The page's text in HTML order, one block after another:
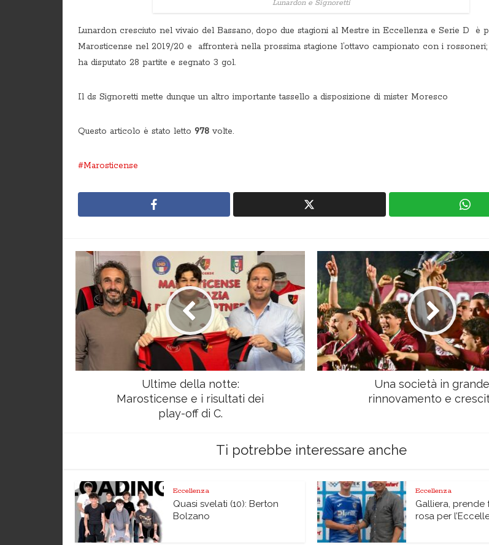
Lunardon e Signoretti
Lunardon cresciuto nel vivaio del Bassano, dopo due stagioni al Mestre in Eccellenza e Serie D è
Marosticense nel 2019/20 e affronterà nella prossima stagione l’ottavo campionato con i rossoneri;
ha disputato 28 partite e segnato 3 gol.
Il ds Signoretti mette dunque un altro importante tassello a disposizione di mister Moresco
Questo articolo è stato letto 978 volte.
Marosticense
Ultime della notte:
Marosticense e i risultati dei
play-off di C.
Una società in grande
rinnovamento e
Ti potrebbe interessare anche
Eccellenza
Quasi svelati (10): Berton
Bolzano
Eccellenza
Galliera, prende
rosa per